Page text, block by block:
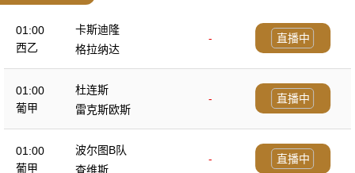
01:00
西乙
卡斯迪隆
-
格拉纳达
直播中
01:00
葡甲
杜连斯
-
雷克斯欧斯
直播中
01:00
葡甲
波尔图B队
-
查维斯
直播中